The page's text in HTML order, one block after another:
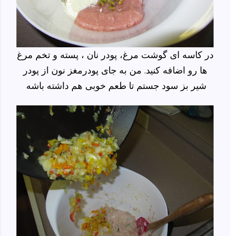
در کاسه ای گوشت مرغ، پودر نان ، پسته و تخم مرغ
ها رو اضافه کنید. من به جای پودرمغز نون از پودر
شیر بز سود جستم تا طعم خوبی هم داشته باشه